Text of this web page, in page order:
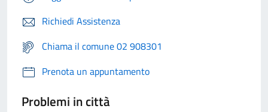
Richiedi Assistenza
Chiama il comune 02 908301
Prenota un appuntamento
Problemi in città